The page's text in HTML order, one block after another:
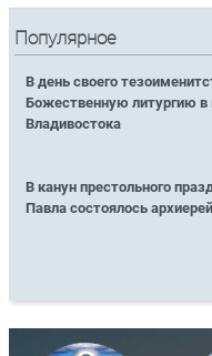
Популярное
В день своего
Божественную литургию
Владивостока
В канун престольного
Павла состоялось